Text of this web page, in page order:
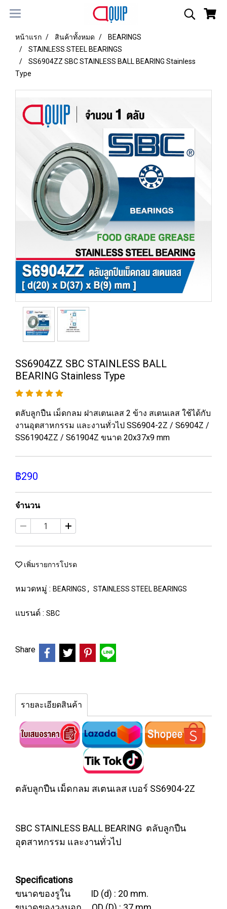
หน้าแรก สินค้าทั้งหมด
BEARINGS
STAINLESS STEEL BEARINGS
SS6904ZZ SBC STAINLESS BALL BEARING Stainless
Type
SS6904ZZ SBC STAINLESS BALL
BEARING Stainless Type
ตลับลูกปืน เม็ดกลม ฝาสเตนเลส 2 ข้าง สเตนเลส ใช้ได้กับ
งานอุตสาหกรรม และงานทั่วไป SS6904-2Z / S6904Z /
SS61904ZZ / S61904Z ขนาด 20x37x9 mm
฿290
จำนวน
เพิ่มรายการโปรด
หมวดหมู่ : BEARINGS , STAINLESS STEEL BEARINGS
แบรนด์ : SBC
Share
รายละเอียดสินค้า
ตลับลูกปืน เม็ดกลม สเตนเลส เบอร์ SS6904-2Z
SBC STAINLESS BALL BEARING ตลับลูกปืน
อุตสาหกรรม และงานทั่วไป
Specifications
ขนาดของรูใน ID (d) : 20 mm.